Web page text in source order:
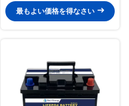
最もよい価格を得なさい